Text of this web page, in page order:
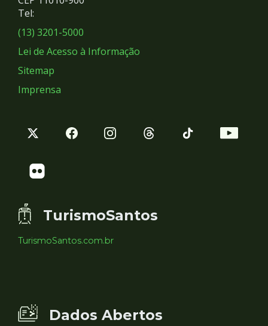
Sociais
Tel:
(13) 3201-5000
Lei de Acesso à Informação
Sitemap
Imprensa
TurismoSantos
TurismoSantos.com.br
Dados Abertos